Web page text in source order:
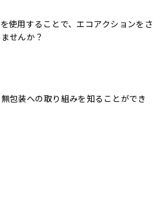
使用することで、エコアクションをさ
せんか？
包装への取り組みを知ることができ